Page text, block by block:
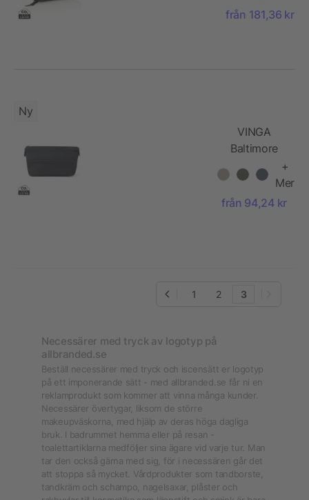
Necessär
från 181,36 kr
Ny
VINGA
Baltimore
expandable
toiletry bag
+
Mer
från 94,24 kr
1 2 3
Necessärer med tryck av logotyp på
allbranded.se
Beställ necessärer med tryck och iscensätt er logotyp
på ett imponerande sätt - med allbranded.se får ni en
reklamprodukt som kommer att vinna många kunder.
Necessärer övertygar, liksom de större
makeupväskorna, med hjälp av deras höga dagliga
bruk. I badrummet hemma eller på resan -
toalettartiklarna medföljer sina ägare vid varje tur. Man
tar den också gärna med sig, för i necessären går det
att stoppa så mycket. Vårdprodukter som tandborste,
tandkräm och schampo, nagelsaxar, plåster och